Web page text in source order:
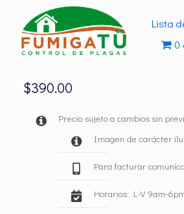
Lista
0
$390.00
Precio sujeto a cambios sin
Imagen de carácter
Para facturar
Horarios: L-V 9am-